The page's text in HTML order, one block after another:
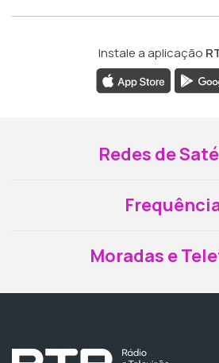
Instale a aplicação
Redes de
Moradas e